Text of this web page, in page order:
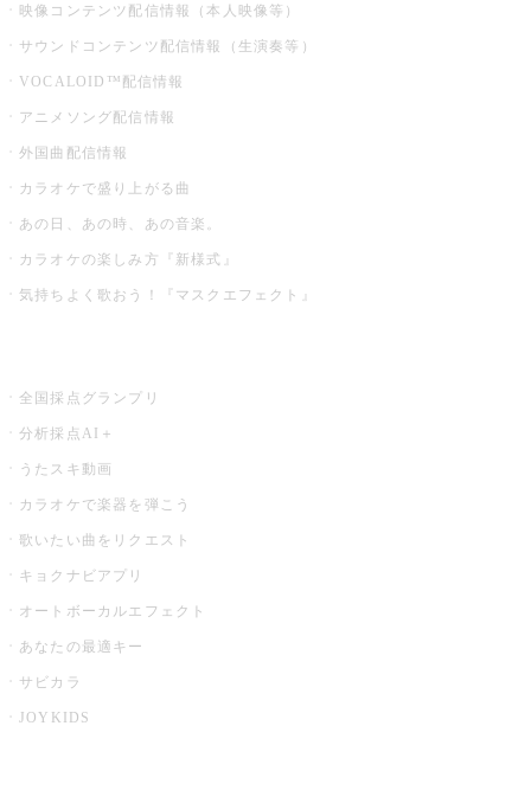
映像コンテンツ配信情報（本人映像等）
サウンドコンテンツ配信情報（生演奏等）
VOCALOID™配信情報
アニメソング配信情報
外国曲配信情報
カラオケで盛り上がる曲
あの日、あの時、あの音楽。
カラオケの楽しみ方『新様式』
気持ちよく歌おう！『マスクエフェクト』
全国採点グランプリ
分析採点AI＋
うたスキ動画
カラオケで楽器を弾こう
歌いたい曲をリクエスト
キョクナビアプリ
オートボーカルエフェクト
あなたの最適キー
サビカラ
JOYKIDS